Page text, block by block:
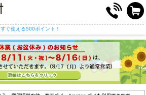
すぐ使える500ポイント！